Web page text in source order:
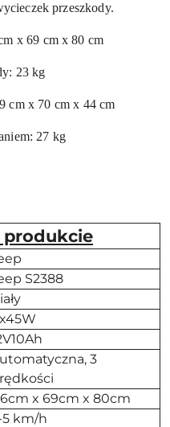
przeszkody.
x 69 cm x 80 cm
23 kg
cm x 70 cm x 44 cm
27 kg
S2388
3
x 69cm x 80cm
5 km/h